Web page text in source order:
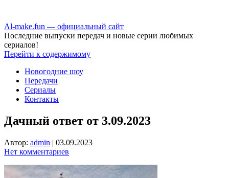
Аl-make.fun — официальный сайт
Последние выпуски передач и новые серии любимых
сериалов!
Перейти к содержимому
Новогодние шоу
Передачи
Сериалы
Контакты
Дачный ответ от 3.09.2023
Автор: admin | 03.09.2023
Нет комментариев